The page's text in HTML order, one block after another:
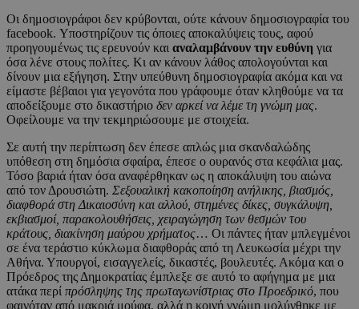
Οι δημοσιογράφοι δεν κρύβονται, ούτε κάνουν δημοσιογραφία του
facebook. Υποστηρίζουν τις όποιες αποκαλύψεις τους, αφού
προηγουμένως τις ερευνούν και αναλαμβάνουν την ευθύνη για
όσα λένε στους πολίτες. Κι αν κάνουν λάθος απολογούνται και
δίνουν μια εξήγηση. Στην υπεύθυνη δημοσιογραφία ακόμα και να
είμαστε βέβαιοι για γεγονότα που γράφουμε όταν κληθούμε να τα
αποδείξουμε στο δικαστήριο δεν αρκεί να λέμε τη γνώμη μας.
Οφείλουμε να την τεκμηριώσουμε με στοιχεία.
Σε αυτή την περίπτωση δεν έπεσε απλώς μια σκανδαλώδης
υπόθεση στη δημόσια σφαίρα, έπεσε ο ουρανός στα κεφάλια μας.
Τόσο βαριά ήταν όσα αναφέρθηκαν ως η αποκάλυψη του αιώνα
από τον Δρουσιώτη. Σεξουαλική κακοποίηση ανήλικης, βιασμός,
διαφθορά στη Δικαιοσύνη και αλλού, στημένες δίκες, συγκάλυψη,
εκβιασμοί, παρακολουθήσεις, χειραγώγηση των θεσμών του
κράτους, διακίνηση μαύρου χρήματος… Οι πάντες ήταν μπλεγμένοι
σε ένα τεράστιο κύκλωμα διαφθοράς από τη Λευκωσία μέχρι την
Αθήνα. Υπουργοί, εισαγγελείς, δικαστές, βουλευτές. Ακόμα και ο
Πρόεδρος της Δημοκρατίας έμπλεξε σε αυτό το αφήγημα με μια
ατάκα περί πρόσληψης της πρωταγωνίστριας στο Προεδρικό, που
φαινόταν από μακριά μούφα, αλλά η κοινή γνώμη μολύνθηκε με